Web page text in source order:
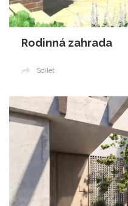
Rodinná zahrada
Sdílet